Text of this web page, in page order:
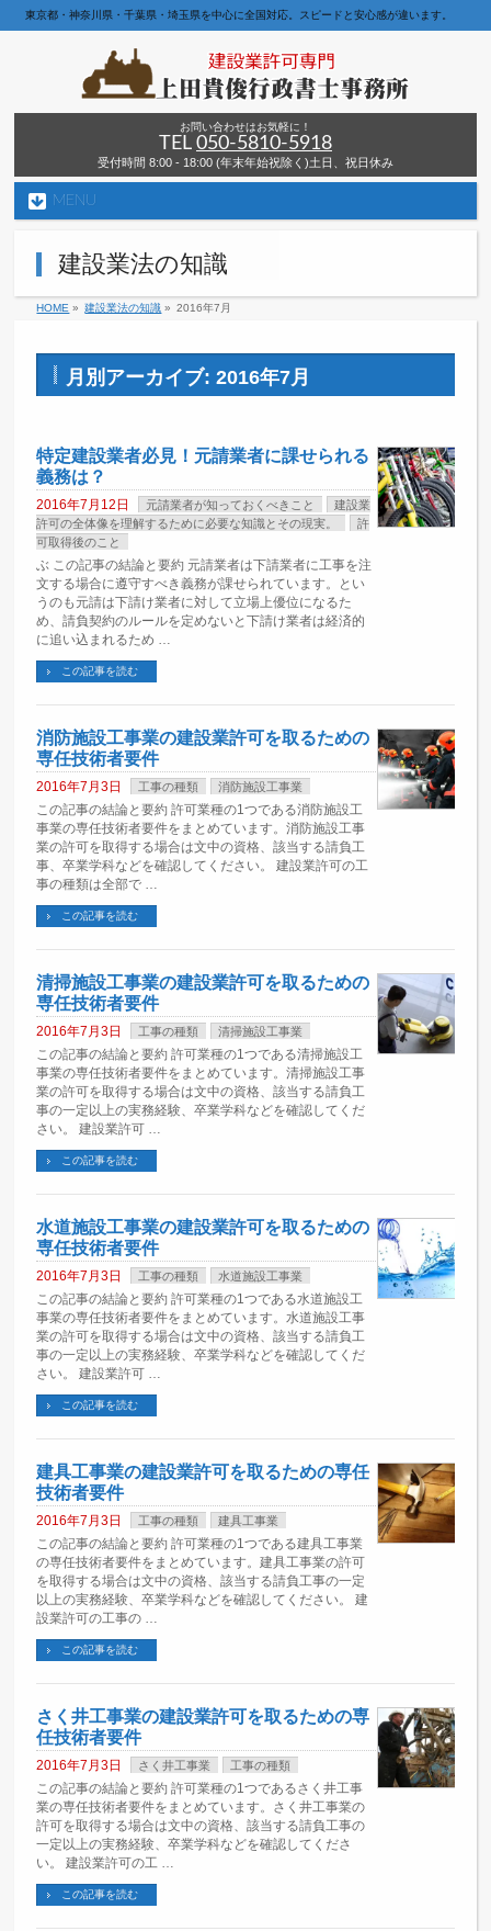
東京都・神奈川県・千葉県・埼玉県を中心に全国対応。スピードと安心感が違います。
お問い合わせはお気軽に！
TEL 050-5810-5918
受付時間 8:00 - 18:00 (年末年始祝除く)土日、祝日休み
MENU
建設業法の知識
HOME » 建設業法の知識 » 2016年7月
月別アーカイブ: 2016年7月
特定建設業者必見！元請業者に課せられる
義務は？
2016年7月12日 元請業者が知っておくべきこと
建設業
許可の全体像を理解するために必要な知識とその現実。
許
可取得後のこと
ぶ この記事の結論と要約 元請業者は下請業者に工事を注
文する場合に遵守すべき義務が課せられています。とい
うのも元請は下請け業者に対して立場上優位になるた
め、請負契約のルールを定めないと下請け業者は経済的
に追い込まれるため …
この記事を読む
消防施設工事業の建設業許可を取るための
専任技術者要件
2016年7月3日 工事の種類 消防施設工事業
この記事の結論と要約 許可業種の1つである消防施設工
事業の専任技術者要件をまとめています。消防施設工事
業の許可を取得する場合は文中の資格、該当する請負工
事、卒業学科などを確認してください。 建設業許可の工
事の種類は全部で …
この記事を読む
清掃施設工事業の建設業許可を取るための
専任技術者要件
2016年7月3日 工事の種類 清掃施設工事業
この記事の結論と要約 許可業種の1つである清掃施設工
事業の専任技術者要件をまとめています。清掃施設工事
業の許可を取得する場合は文中の資格、該当する請負工
事の一定以上の実務経験、卒業学科などを確認してくだ
さい。 建設業許可 …
この記事を読む
水道施設工事業の建設業許可を取るための
専任技術者要件
2016年7月3日 工事の種類 水道施設工事業
この記事の結論と要約 許可業種の1つである水道施設工
事業の専任技術者要件をまとめています。水道施設工事
業の許可を取得する場合は文中の資格、該当する請負工
事の一定以上の実務経験、卒業学科などを確認してくだ
さい。 建設業許可 …
この記事を読む
建具工事業の建設業許可を取るための専任
技術者要件
2016年7月3日 工事の種類 建具工事業
この記事の結論と要約 許可業種の1つである建具工事業
の専任技術者要件をまとめています。建具工事業の許可
を取得する場合は文中の資格、該当する請負工事の一定
以上の実務経験、卒業学科などを確認してください。 建
設業許可の工事の …
この記事を読む
さく井工事業の建設業許可を取るための専
任技術者要件
2016年7月3日 さく井工事業 工事の種類
この記事の結論と要約 許可業種の1つであるさく井工事
業の専任技術者要件をまとめています。さく井工事業の
許可を取得する場合は文中の資格、該当する請負工事の
一定以上の実務経験、卒業学科などを確認してくださ
い。 建設業許可の工 …
この記事を読む